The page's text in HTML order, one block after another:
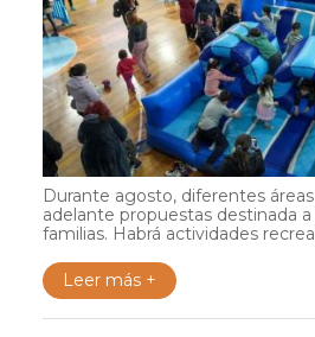
Durante agosto, diferentes
adelante propuestas destinada a
familias. Habrá actividades
Leer más +